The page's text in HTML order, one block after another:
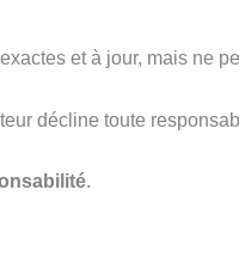
et à jour, mais ne
décline toute
.